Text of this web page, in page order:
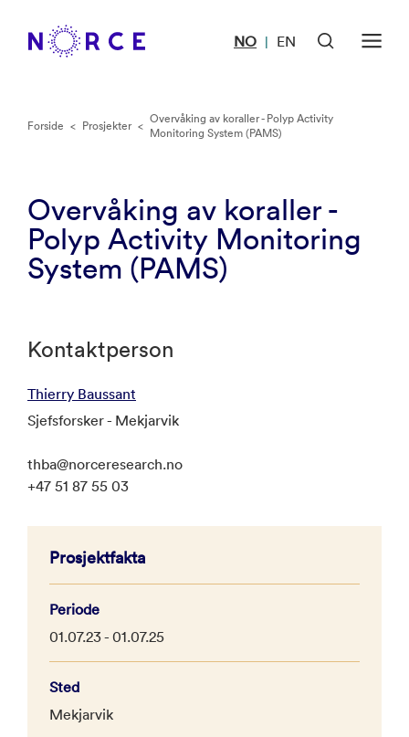
NO | EN
Forside < Prosjekter < Overvåking av koraller - Polyp Activity
Monitoring System (PAMS)
Overvåking av koraller -
Polyp Activity Monitoring
System (PAMS)
Kontaktperson
Thierry Baussant
Sjefsforsker - Mekjarvik
thba@norceresearch.no
+47 51 87 55 03
Prosjektfakta
Periode
01.07.23 - 01.07.25
Sted
Mekjarvik